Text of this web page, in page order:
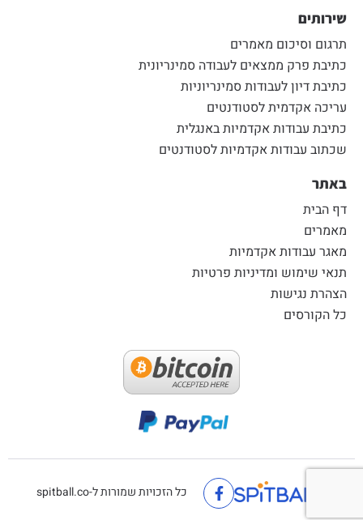
שירותים
תרגום וסיכום מאמרים
כתיבת פרק ממצאים לעבודה סמינריונית
כתיבת דיון לעבודות סמינריוניות
עריכה אקדמית לסטודנטים
כתיבת עבודות אקדמיות באנגלית
שכתוב עבודות אקדמיות לסטודנטים
באתר
דף הבית
מאמרים
מאגר עבודות אקדמיות
תנאי שימוש ומדיניות פרטיות
הצהרת נגישות
כל הקורסים
כל הזכויות שמורות ל-spitball.co